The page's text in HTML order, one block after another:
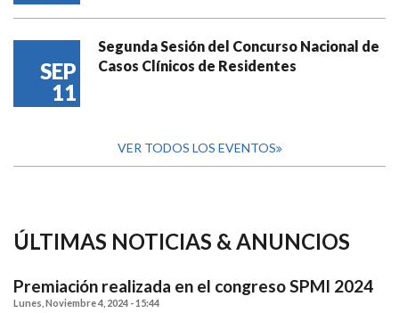
SEP
11
Segunda Sesión del Concurso Nacional de
Casos Clínicos de Residentes
VER TODOS LOS EVENTOS
ÚLTIMAS NOTICIAS & ANUNCIOS
Premiación realizada en el congreso SPMI 2024
Lunes, Noviembre 4, 2024 - 15:44